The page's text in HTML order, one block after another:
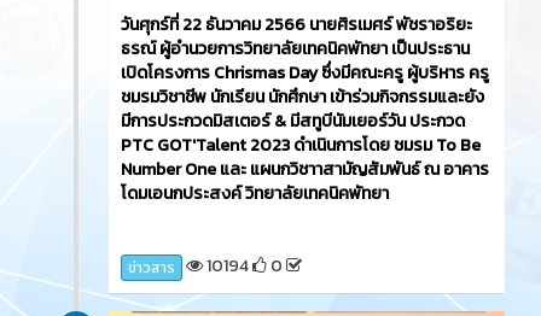
วันศุกร์ที่ 22 ธันวาคม 2566​ นายศิรเมศร์ พัชราอริยะ
ธรณ์ ผู้อำนวยการวิทยาลัยเทคนิคพัทยา เป็นประธาน
เปิดโครงการ Chrismas Day ซึ่งมีคณะครู ผู้บริหาร ครู
ชมรมวิชาชีพ นักเรียน นักศึกษา เข้าร่วมกิจกรรมและยัง
มีการประกวดมิสเตอร์ & มีสทูบีนัมเยอร์วัน ประกวด
PTC GOT'Talent 2023 ดำเนินการโดย ชมรม To Be
Number One และ แผนกวิชาาสามัญสัมพันธ์ ณ อาคาร
โดมเอนกประสงค์ วิทยาลัยเทคนิคพัทยา
ข่าวสาร 10194 0